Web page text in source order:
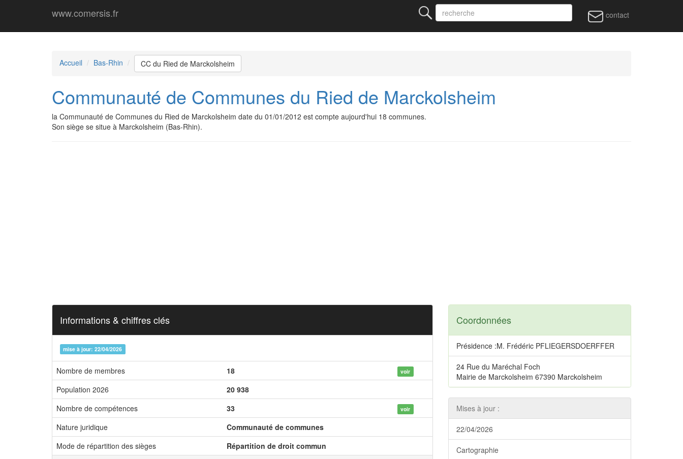
www.comersis.fr contact
Accueil Bas-Rhin CC du Ried de Marckolsheim
Communauté de Communes du Ried de Marckolsheim
la Communauté de Communes du Ried de Marckolsheim date du 01/01/2012 est compte aujourd'hui 18 communes.
Son siège se situe à Marckolsheim (Bas-Rhin).
Informations & chiffres clés
mise à jour: 22/04/2026
Nombre de membres 18 voir
Population 2026
20 938
Nombre de compétences
33 voir
Nature juridique
Communauté de communes
Mode de répartition des sièges
Répartition de droit commun
Coordonnées
Présidence :M. Frédéric PFLIEGERSDOERFFER
24 Rue du Maréchal Foch
Mairie de Marckolsheim 67390 Marckolsheim
Mises à jour :
22/04/2026
Cartographie